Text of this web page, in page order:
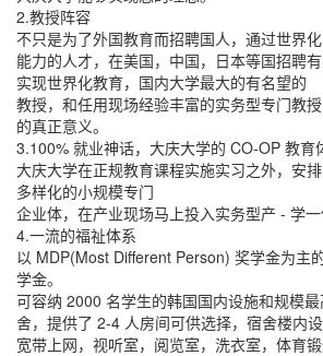
2.教授阵容
不只是为了外国教育而招聘国人，通过世界
能力的人才，在美国，中国，日本等国招聘有
实现世界化教育，国内大学最大的有名望的
教授，和任用现场经验丰富的实务型专门教
的真正意义。
3.100% 就业神话，大庆大学的 CO-OP 教育
大庆大学在正规教育课程实施实习之外，安
多样化的小规模专门
企业体，在产业现场马上投入实务型产 - 学
4.一流的福祉体系
以 MDP(Most Different Person) 奖学金为主
学金。
可容纳 2000 名学生的韩国国内设施和规模
舍，提供了 2-4 人房间可供选择，宿舍楼内设
宽带上网，视听室，阅览室，洗衣室，体育